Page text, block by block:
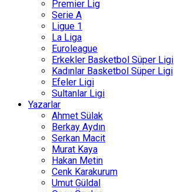
Premier Lig
Serie A
Ligue 1
La Liga
Euroleague
Erkekler Basketbol Süper Ligi
Kadınlar Basketbol Süper Ligi
Efeler Ligi
Sultanlar Ligi
Yazarlar
Ahmet Sülak
Berkay Aydın
Serkan Macit
Murat Kaya
Hakan Metin
Cenk Karakurum
Umut Güldal